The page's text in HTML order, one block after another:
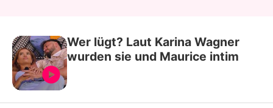
Wer lügt? Laut Karina Wagner
wurden sie und Maurice intim